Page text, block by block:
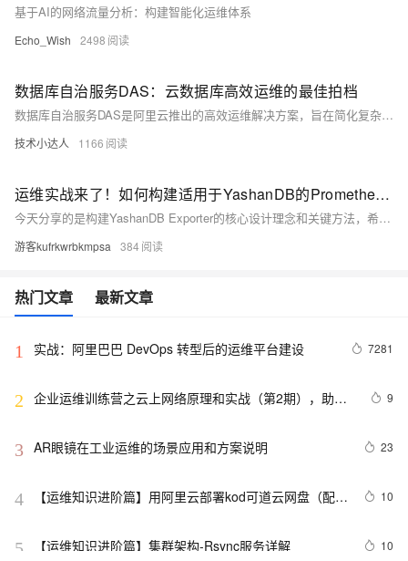
基于AI的网络流量分析：构建智能化运维体系
Echo_Wish 2498
数据库自治服务DAS：云数据库高效运维的最佳拍档
数据库自治服务DAS是阿里云推出的高效运维解决方案，旨在简化复杂数据库管理。DAS基于机器学习和专家经验，提供自修复、自防护、自优化功能，涵盖多源数据库支持、丰富的应用场景及端到端运维能力。其企业版引入AI技术，实现智能诊断与优化，显著提升数据库稳定性、安全性和性能。通过自动化处理常见问题，如SQL优化、容量规划等，DAS大幅降低人工干预需求，缩短故障恢复时间，助力企业实现高效、智能化的数据库运维管理。
技术小达人 1166
运维实战来了！如何构建适用于YashanDB的Prometheus Exporter
今天分享的是构建YashanDB Exporter的核心设计理念和关键方法，希望也能为你的运维实战加分！
游客kufrkwrbkmpsa 384
热门文章 最新文章
1 实战：阿里巴巴 DevOps 转型后的运维平台建设 7281
2 企业运维训练营之云上网络原理和实战（第2期），助力
9
3 AR眼镜在工业运维的场景应用和方案说明 23
4
【运维知识进阶篇】用阿里云部署kod可道云网盘（配置
10
5 【运维知识进阶篇】集群架构-Rsync服务详解 10